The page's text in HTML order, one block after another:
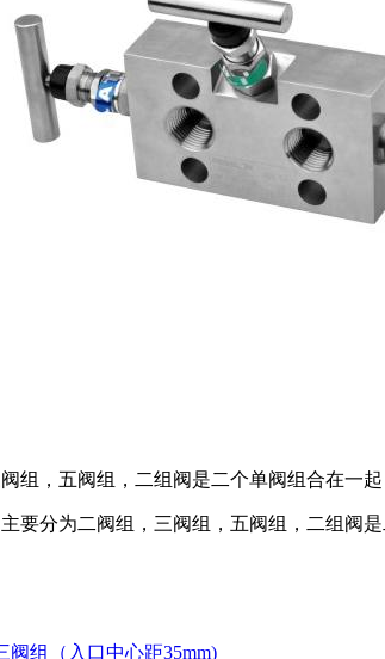
组，五阀组，二组阀是二个单阀组合在一
要分为二阀组，三阀组，五阀组，二组阀
阀组（入口中心距35mm)